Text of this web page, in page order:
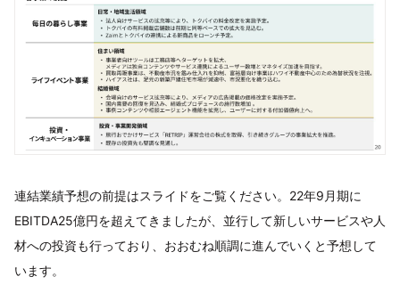
連結業績予想の前提はスライドをご覧ください。22年9月期に
EBITDA25億円を超えてきましたが、並行して新しいサービスや人
材への投資も行っており、おおむね順調に進んでいくと予想して
います。